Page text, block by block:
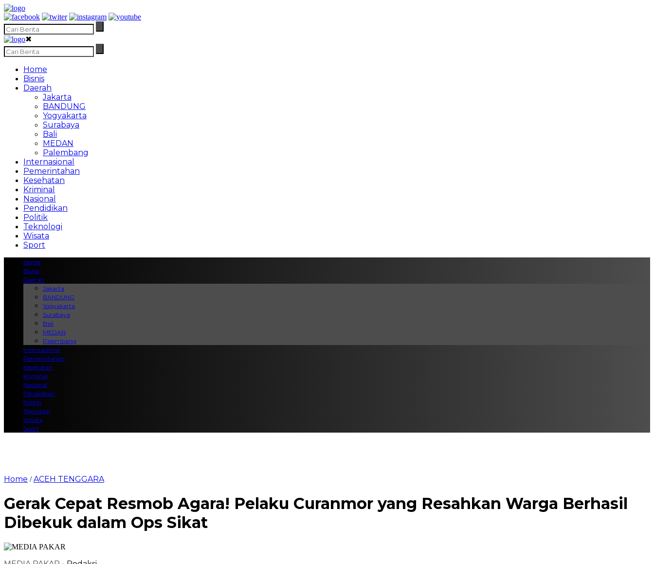
✖
Home
Bisnis
Daerah
Jakarta
BANDUNG
Yogyakarta
Surabaya
Bali
MEDAN
Palembang
Internasional
Pemerintahan
Kesehatan
Kriminal
Nasional
Pendidikan
Politik
Teknologi
Wisata
Sport
Home
Bisnis
Daerah
Jakarta
BANDUNG
Yogyakarta
Surabaya
Bali
MEDAN
Palembang
Internasional
Pemerintahan
Kesehatan
Kriminal
Nasional
Pendidikan
Politik
Teknologi
Wisata
Sport
Home /ACEH TENGGARA
Gerak Cepat Resmob Agara! Pelaku Curanmor yang Resahkan Warga Berhasil
Dibekuk dalam Ops Sikat